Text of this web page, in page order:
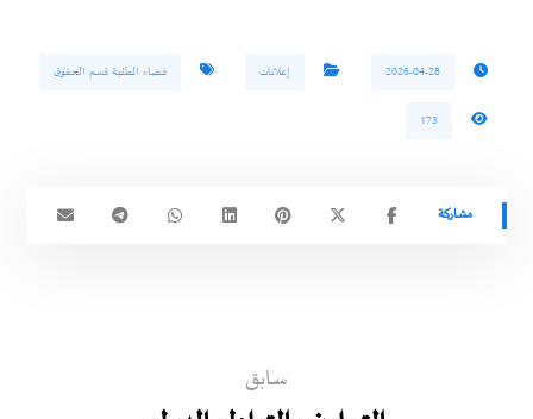
2026-04-28 إعلانات فضاء الطلبة قسم الحقوق
173
سابق